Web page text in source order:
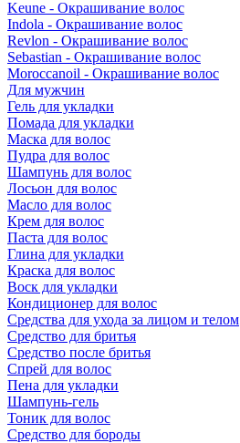
Keune - Окрашивание волос
Indola - Окрашивание волос
Revlon - Окрашивание волос
Sebastian - Окрашивание волос
Moroccanoil - Окрашивание волос
Для мужчин
Гель для укладки
Помада для укладки
Маска для волос
Пудра для волос
Шампунь для волос
Лосьон для волос
Масло для волос
Крем для волос
Паста для волос
Глина для укладки
Краска для волос
Воск для укладки
Кондиционер для волос
Средства для ухода за лицом и телом
Средство для бритья
Средство после бритья
Спрей для волос
Пена для укладки
Шампунь-гель
Тоник для волос
Средство для бороды